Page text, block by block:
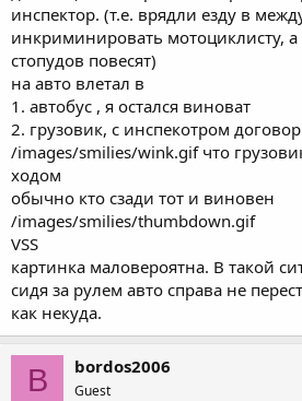
инспектор. (т.е. врядли езду в
инкриминировать мотоциклисту,
стопудов повесят)
на авто влетал в
1. автобус , я остался виноват
2. грузовик, с инспекотром
/images/smilies/wink.gif что
ходом
обычно кто сзади тот и виновен
/images/smilies/thumbdown.gif
VSS
картинка маловероятна. В такой
сидя за рулем авто справа не
как некуда.
B bordos2006
Guest